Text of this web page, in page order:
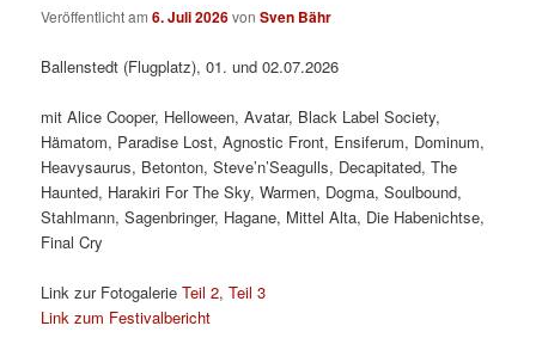
Veröffentlicht am6. Juli 2026vonSven Bähr
Ballenstedt (Flugplatz), 01. und 02.07.2026
mit Alice Cooper, Helloween, Avatar, Black Label Society,
Hämatom, Paradise Lost, Agnostic Front, Ensiferum, Dominum,
Heavysaurus, Betonton, Steve’n’Seagulls, Decapitated, The
Haunted, Harakiri For The Sky, Warmen, Dogma, Soulbound,
Stahlmann, Sagenbringer, Hagane, Mittel Alta, Die Habenichtse,
Final Cry
Link zur FotogalerieTeil 2,Teil 3
Link zum Festivalbericht